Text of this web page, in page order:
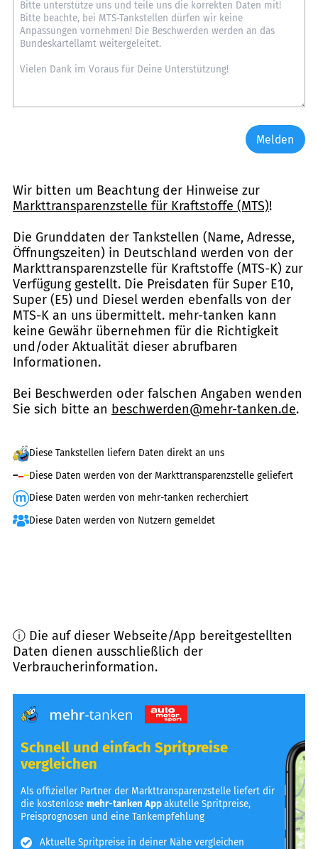
Melden
Wir bitten um Beachtung der Hinweise zur
Markttransparenzstelle für Kraftstoffe (MTS)!
Die Grunddaten der Tankstellen (Name, Adresse,
Öffnungszeiten) in Deutschland werden von der
Markttransparenzstelle für Kraftstoffe (MTS-K) zur
Verfügung gestellt. Die Preisdaten für Super E10,
Super (E5) und Diesel werden ebenfalls von der
MTS-K an uns übermittelt. mehr-tanken kann
keine Gewähr übernehmen für die Richtigkeit
und/oder Aktualität dieser abrufbaren
Informationen.
Bei Beschwerden oder falschen Angaben wenden
Sie sich bitte an beschwerden@mehr-tanken.de.
Diese Tankstellen liefern Daten direkt an uns
Diese Daten werden von der Markttransparenzstelle geliefert
Diese Daten werden von mehr-tanken recherchiert
Diese Daten werden von Nutzern gemeldet
ⓘ Die auf dieser Webseite/App bereitgestellten
Daten dienen ausschließlich der
Verbraucherinformation.
Schnell und einfach Spritpreise
vergleichen
Als offizieller Partner der Markttransparenzstelle liefert dir
die kostenlosemehr-tanken Appakutelle Spritpreise,
Preisprognosen und eine Tankempfehlung
Aktuelle Spritpreise in deiner Nähe vergleichen